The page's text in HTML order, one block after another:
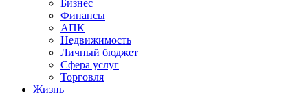
Бизнес
Финансы
АПК
Недвижимость
Личный бюджет
Сфера услуг
Торговля
Жизнь